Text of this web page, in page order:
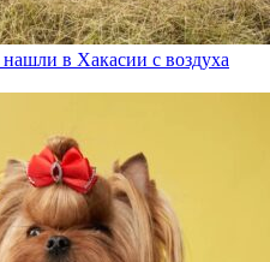
в Хакасии с воздуха